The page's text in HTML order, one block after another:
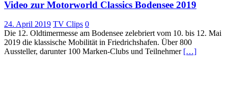
Video zur Motorworld Classics Bodensee 2019
24. April 2019 TV Clips 0
Die 12. Oldtimermesse am Bodensee zelebriert vom 10. bis 12. Mai
2019 die klassische Mobilität in Friedrichshafen. Über 800
Aussteller, darunter 100 Marken-Clubs und Teilnehmer […]